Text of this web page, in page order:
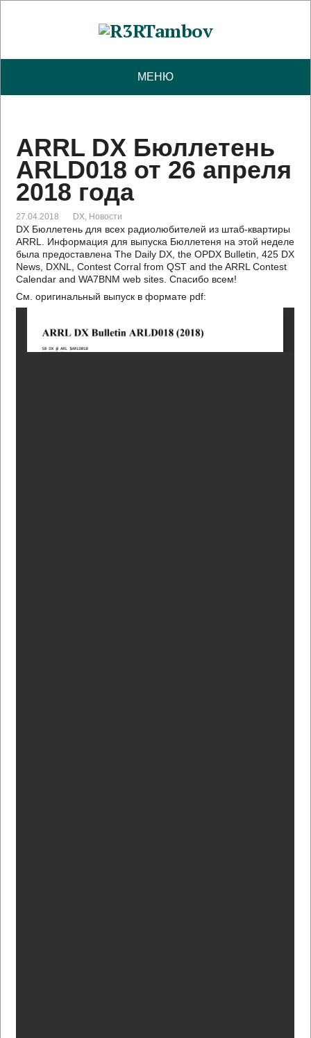
МЕНЮ
ARRL DX Бюллетень
ARLD018 от 26 апреля
2018 года
27.04.2018 DX, Новости
DX Бюллетень для всех радиолюбителей из штаб-квартиры
ARRL. Информация для выпуска Бюллетеня на этой неделе
была предоставлена The Daily DX, the OPDX Bulletin, 425 DX
News, DXNL, Contest Corral from QST and the ARRL Contest
Calendar and WA7BNM web sites. Спасибо всем!
См. оригинальный выпуск в формате pdf: